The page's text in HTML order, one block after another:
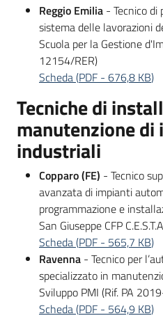
Reggio Emilia - Tecnico di
sistema delle lavorazioni
Scuola per la Gestione
12154/RER)
Scheda(PDF - 676,8 KB)
Tecniche di
manutenzione
industriali
Copparo (FE) - Tecnico
avanzata di impianti
programmazione e
San Giuseppe CFP
Scheda(PDF - 565,7 KB)
Ravenna - Tecnico per
specializzato in
Sviluppo PMI (Rif. PA
Scheda(PDF - 564,9 KB)